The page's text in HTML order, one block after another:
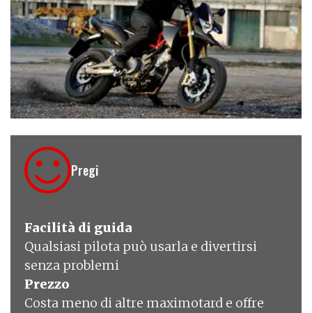
€ 9.990
Pregi
Facilità di guida
Qualsiasi pilota può usarla e divertirsi
senza problemi
Prezzo
Costa meno di altre maximotard e offre